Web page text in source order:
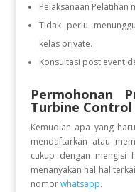
Pelaksanaan Pelatihan
Tidak perlu
kelas private.
Konsultasi post event
Permohonan
Turbine
Kemudian apa yang
mendaftarkan atau
cukup dengan mengisi
menanyakan hal hal
nomor whatsapp.